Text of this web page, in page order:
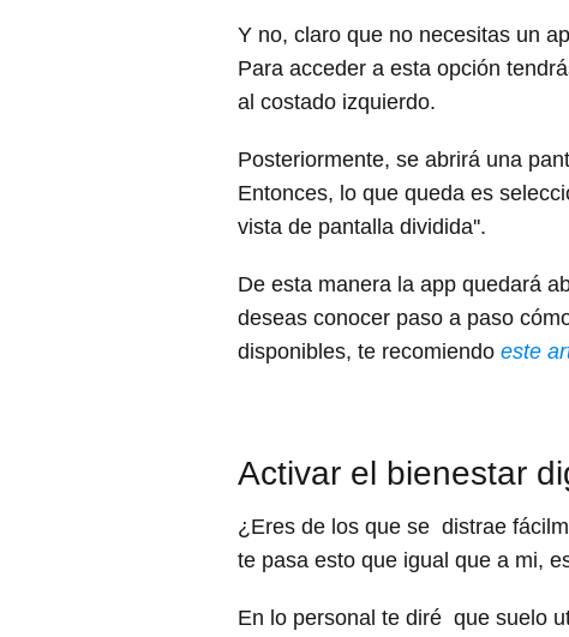
Y no, claro que no necesitas un
Para acceder a esta opción
al costado izquierdo.
Posteriormente, se abrirá una
Entonces, lo que queda es
vista de pantalla dividida''.
De esta manera la app quedará
deseas conocer paso a paso
disponibles, te recomiendo este
Activar el bienestar
¿Eres de los que se distrae
te pasa esto que igual que a mi,
En lo personal te diré que suelo